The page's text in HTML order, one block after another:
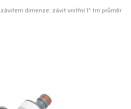
dimenze: závit vnitřní 1" trn průměr